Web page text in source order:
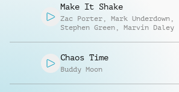
Make It Shake
Zac Porter , Mark Underdown ,
Stephen Green , Marvin Daley
Chaos Time
Buddy Moon